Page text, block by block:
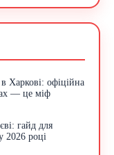
Харкові: офіційна
— це міф
гайд для
2026 році